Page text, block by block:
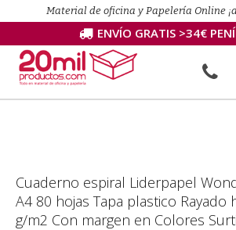
Material de oficina y Papelería Online
ENVÍO GRATIS >34€
Cuaderno espiral Liderpapel
A4 80 hojas Tapa plastico Rayado
g/m2 Con margen en Colores